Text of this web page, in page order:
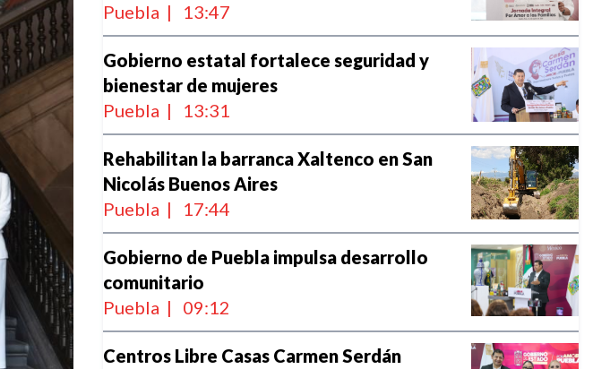
Puebla | 13:47
Gobierno estatal fortalece seguridad y
bienestar de mujeres
Puebla | 13:31
Rehabilitan la barranca Xaltenco en San
Nicolás Buenos Aires
Puebla | 17:44
Gobierno de Puebla impulsa desarrollo
comunitario
Puebla | 09:12
Centros Libre Casas Carmen Serdán